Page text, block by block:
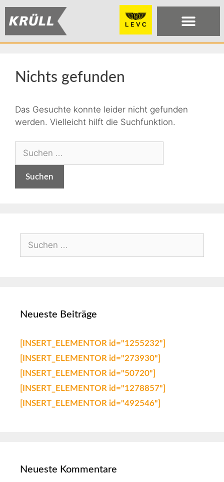
Nichts gefunden
Das Gesuchte konnte leider nicht gefunden
werden. Vielleicht hilft die Suchfunktion.
Neueste Beiträge
[INSERT_ELEMENTOR id="1255232"]
[INSERT_ELEMENTOR id="273930"]
[INSERT_ELEMENTOR id="50720"]
[INSERT_ELEMENTOR id="1278857"]
[INSERT_ELEMENTOR id="492546"]
Neueste Kommentare